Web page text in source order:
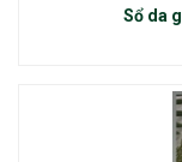
Sổ da